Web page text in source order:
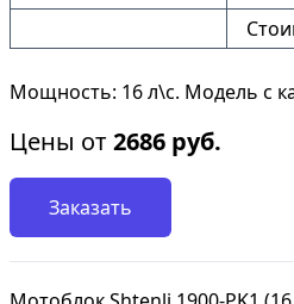
Мощность: 16 л\с. Модель с
Цены от2686 руб.
Заказать